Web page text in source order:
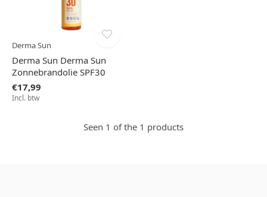
Derma Sun
Derma Sun Derma Sun
Zonnebrandolie SPF30
€17,99
Incl. btw
Seen 1 of the 1 products